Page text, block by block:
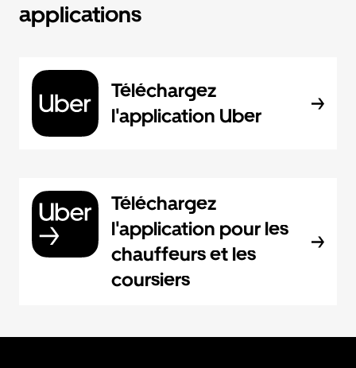
applications
Téléchargez
l'application Uber
Téléchargez
l'application pour les
chauffeurs et les
coursiers